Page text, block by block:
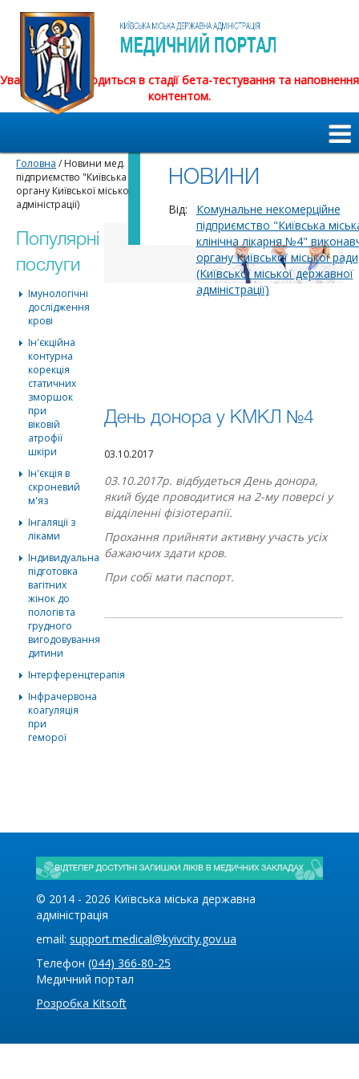
Увага! Сайт знаходиться в стадії бета-тестування та наповнення
контентом.
Головна / Новини мед. закладів / Комунальне некомерційне
підприємство "Київська міська клінічна лікарня №4" виконавчого
органу Київської міської ради (Київської міської державної
адміністрації)
Популярні
послуги
Імунологічні
дослідження
крові
Ін'єкційна
контурна
корекція
статичних
зморшок
при
віковій
атрофії
шкіри
Ін'єкція в
скроневий
м'яз
Інгаляції з
ліками
Індивидуальна
підготовка
вагітних
жінок до
пологів та
грудного
вигодовування
дитини
Інтерференцтерапія
Інфрачервона
коагуляція
при
геморої
НОВИНИ
Від:
Комунальне некомерційне
підприємство "Київська
клінічна лікарня №4"
органу Київської міської ради
(Київської міської державної
адміністрації)
День донора у КМКЛ №4
03.10.2017
03.10.2017р. відбудеться День донора,
який буде проводитися на 2-му поверсі у
відділенні фізіотерапії.
Прохання прийняти активну участь усіх
бажаючих здати кров.
При собі мати паспорт.
© 2014 - 2026 Київська міська державна
адміністрація
email: support.medical@kyivcity.gov.ua
Телефон (044) 366-80-25
Медичний портал
Розробка Kitsoft